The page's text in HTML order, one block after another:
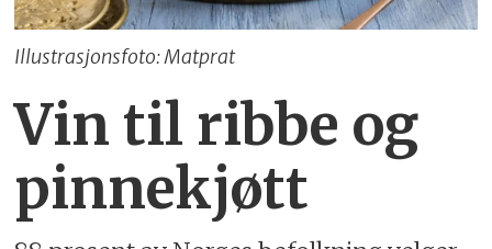
Illustrasjonsfoto: Matprat
Vin til ribbe og
pinnekjøtt